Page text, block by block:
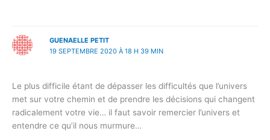
GUENAELLE PETIT
19 SEPTEMBRE 2020 À 18 H 39 MIN
Le plus difficile étant de dépasser les difficultés que l’univers
met sur votre chemin et de prendre les décisions qui changent
radicalement votre vie… il faut savoir remercier l’univers et
entendre ce qu’il nous murmure…